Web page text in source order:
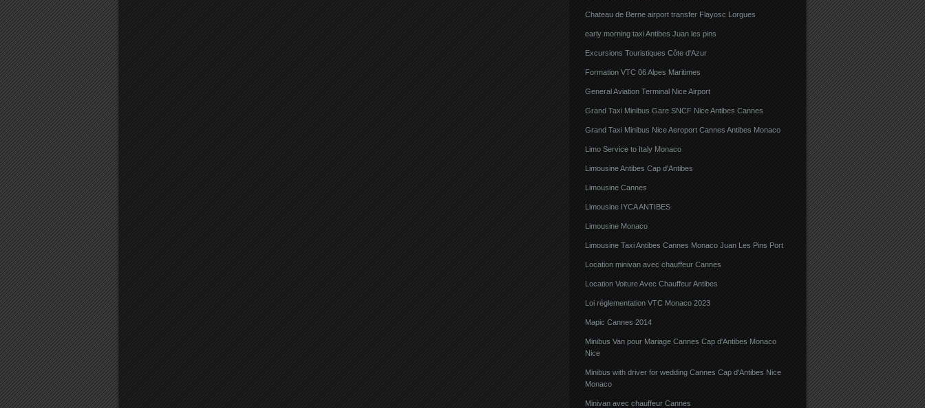
Chateau de Berne airport transfer Flayosc Lorgues
early morning taxi Antibes Juan les pins
Excursions Touristiques Côte d'Azur
Formation VTC 06 Alpes Maritimes
General Aviation Terminal Nice Airport
Grand Taxi Minibus Gare SNCF Nice Antibes Cannes
Grand Taxi Minibus Nice Aeroport Cannes Antibes Monaco
Limo Service to Italy Monaco
Limousine Antibes Cap d'Antibes
Limousine Cannes
Limousine IYCA ANTIBES
Limousine Monaco
Limousine Taxi Antibes Cannes Monaco Juan Les Pins Port
Location minivan avec chauffeur Cannes
Location Voiture Avec Chauffeur Antibes
Loi réglementation VTC Monaco 2023
Mapic Cannes 2014
Minibus Van pour Mariage Cannes Cap d'Antibes Monaco
Nice
Minibus with driver for wedding Cannes Cap d'Antibes Nice
Monaco
Minivan avec chauffeur Cannes